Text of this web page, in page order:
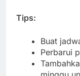
Tips:
Buat
Perbarui